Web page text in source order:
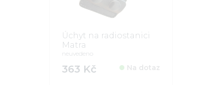
Úchyt na radiostanici
Matra
neuvedeno
363 Kč Na dotaz